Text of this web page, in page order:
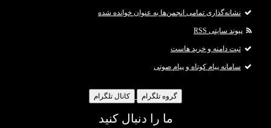
نشانه‌گذاری تمامی انجمن‌ها به عنوان خوانده شده
پیوند سایتی RSS
ثبت دامنه و خرید هاست
سامانه پیام کوتاه و پیام صوتی
گروه تلگرام کانال تلگرام
ما را دنبال کنید